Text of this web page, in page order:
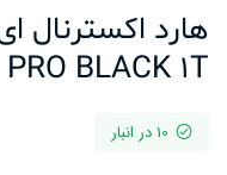
PRO BLACK 1T
10 در انبار